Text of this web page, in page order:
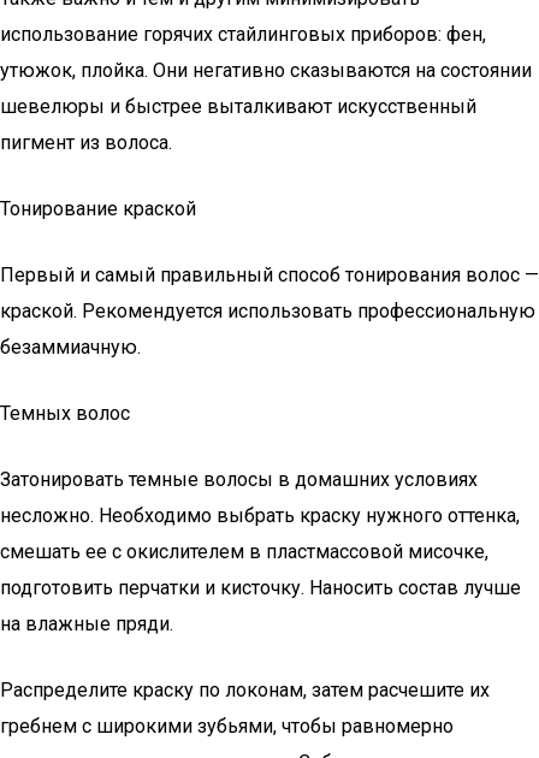
использование горячих стайлинговых приборов: фен,
утюжок, плойка. Они негативно сказываются на состоянии
шевелюры и быстрее выталкивают искусственный
пигмент из волоса.
Тонирование краской
Первый и самый правильный способ тонирования волос —
краской. Рекомендуется использовать профессиональную
безаммиачную.
Темных волос
Затонировать темные волосы в домашних условиях
несложно. Необходимо выбрать краску нужного оттенка,
смешать ее с окислителем в пластмассовой мисочке,
подготовить перчатки и кисточку. Наносить состав лучше
на влажные пряди.
Распределите краску по локонам, затем расчешите их
гребнем с широкими зубьями, чтобы равномерно